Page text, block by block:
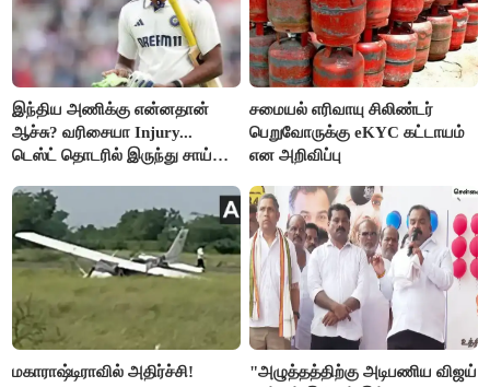
இந்திய அணிக்கு என்னதான்
ஆச்சு? வரிசையா Injury...
டெஸ்ட் தொடரில் இருந்து சாய்
சமையல் எரிவாயு சிலிண்டர்
பெறுவோருக்கு eKYC கட்டாயம்
என அறிவிப்பு
மகாராஷ்டிராவில் அதிர்ச்சி!
"அழுத்தத்திற்கு அடிபணிய விஜய்